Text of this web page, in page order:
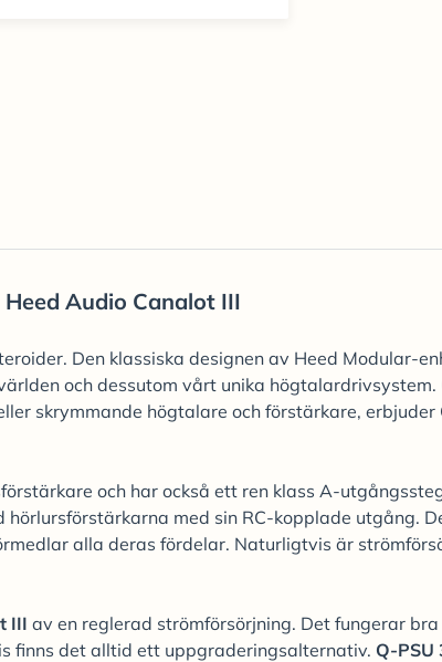
Heed Audio Canalot III
Den klassiska designen av Heed Modular-
och dessutom vårt unika högtalardrivsystem.
skrymmande högtalare och förstärkare,
och har också ett ren klass A-
med sin RC-kopplade utgång.
alla deras fördelar. Naturligtvis är
III av en reglerad strömförsörjning. Det fungerar
finns det alltid ett uppgraderingsalternativ. Q-PSU